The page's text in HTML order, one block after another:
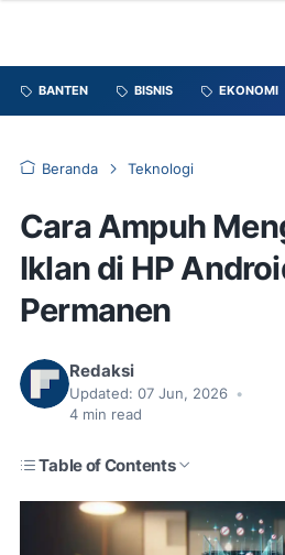
BANTEN BISNIS EKONOMI
Beranda Teknologi
Cara Ampuh
Iklan di HP
Permanen
Redaksi
Updated: 07 Jun, 2026 •
4 min read
Table of Contents